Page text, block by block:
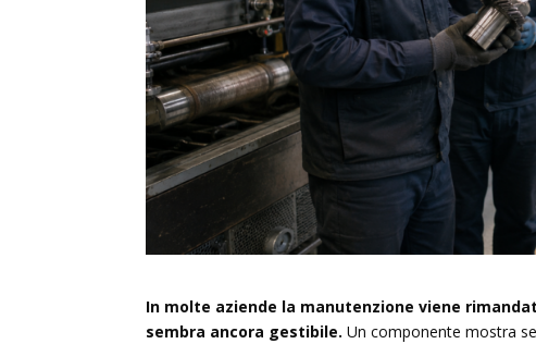
In molte aziende la manutenzione viene
sembra ancora gestibile. Un componente mostra